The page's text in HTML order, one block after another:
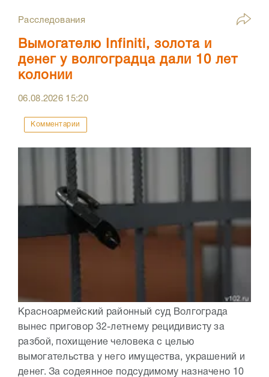
Расследования
Вымогателю Infiniti, золота и
денег у волгоградца дали 10 лет
колонии
06.08.2026 15:20
Комментарии
Красноармейский районный суд Волгограда
вынес приговор 32-летнему рецидивисту за
разбой, похищение человека с целью
вымогательства у него имущества, украшений и
денег. За содеянное подсудимому назначено 10